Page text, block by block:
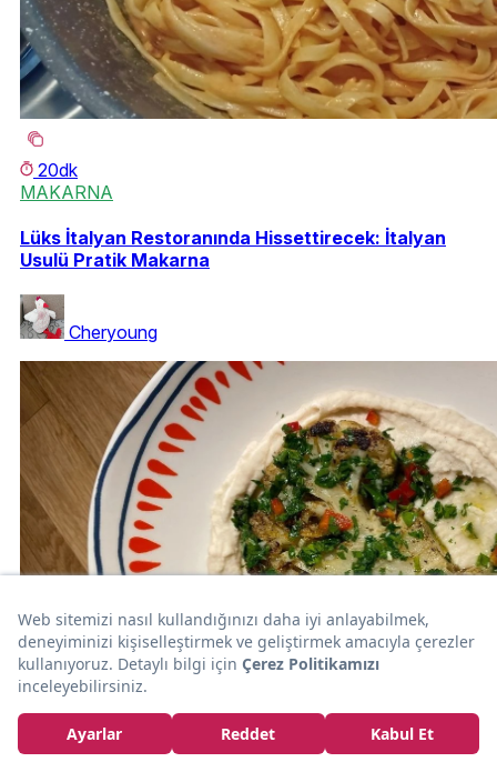
20dk
MAKARNA
Lüks İtalyan Restoranında Hissettirecek: İtalyan
Usulü Pratik Makarna
Cheryoung